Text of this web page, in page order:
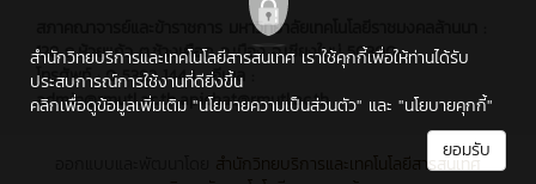
สภาคณาจารย์และข้าราชการ มหาวิทยาลัยเทคโนโลยีราชมงคลล้านนา :
128 ถ.ห้วยแก้ว ต.ช้างเผือก อ.เมือง จ.เชียงใหม่ 50300
โทรศัพท์ : 0 5392 1444 , อีเมล :
admin@rmutl.ac.th,apichat@rmutl.ac.th
สำนักวิทยบริการและเทคโนโลยีสารสนเทศ เราใช้คุกกี้เพื่อให้ท่านได้รับ
ประสบการณ์การใช้งานที่ดียิ่งขึ้น
คลิกเพื่อดูข้อมูลเพิ่มเติม "นโยบายความเป็นส่วนตัว" และ "นโยบายคุกกี้"
ยอมรับ
สำนักวิทยบริการและเทคโนโลยีสารสนเทศ